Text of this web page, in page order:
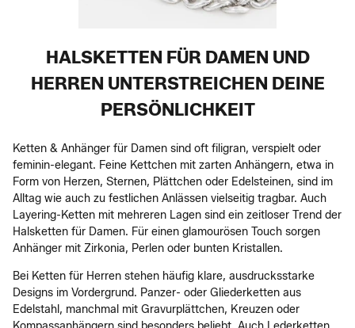
HALSKETTEN FÜR DAMEN UND
HERREN UNTERSTREICHEN DEINE
PERSÖNLICHKEIT
Ketten & Anhänger für Damen sind oft filigran, verspielt oder
feminin-elegant. Feine Kettchen mit zarten Anhängern, etwa in
Form von Herzen, Sternen, Plättchen oder Edelsteinen, sind im
Alltag wie auch zu festlichen Anlässen vielseitig tragbar. Auch
Layering-Ketten mit mehreren Lagen sind ein zeitloser Trend der
Halsketten für Damen. Für einen glamourösen Touch sorgen
Anhänger mit Zirkonia, Perlen oder bunten Kristallen.
Bei Ketten für Herren stehen häufig klare, ausdrucksstarke
Designs im Vordergrund. Panzer- oder Gliederketten aus
Edelstahl, manchmal mit Gravurplättchen, Kreuzen oder